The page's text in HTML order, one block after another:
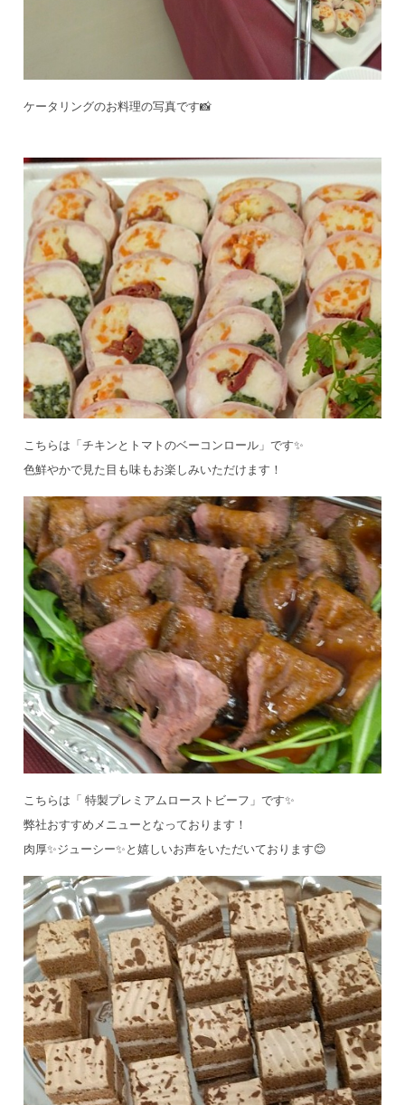
ケータリングのお料理の写真です📸
こちらは「チキンとトマトのベーコンロール」です✨
色鮮やかで見た目も味もお楽しみいただけます！
こちらは「 特製プレミアムローストビーフ」です✨
弊社おすすめメニューとなっております！
肉厚✨ジューシー✨と嬉しいお声をいただいております😊